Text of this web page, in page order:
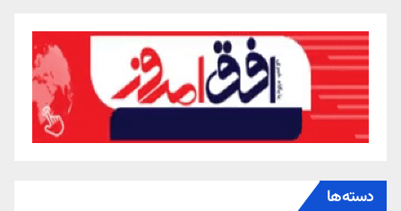
دسته‌ها